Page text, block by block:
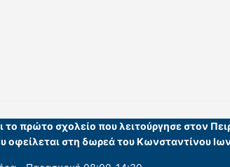
το πρώτο σχολείο που λειτούργησε στον
οφείλεται στη δωρεά του Κωνσταντίνου